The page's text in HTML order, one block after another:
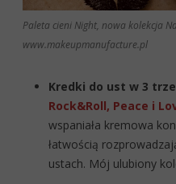
Paleta cieni Night, nowa kolekcja
www.makeupmanufacture.pl
Kredki do ust w 3
Rock&Roll, Peace i
wspaniała kremowa
łatwością
ustach. Mój ulubiony